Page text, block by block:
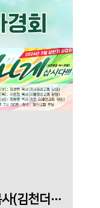
정통령 목사(김천더세움교회)